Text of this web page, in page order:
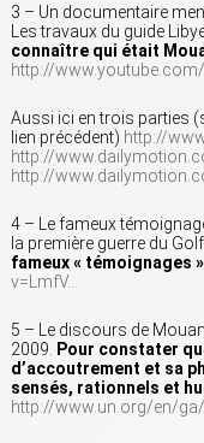
3 – Un documentaire
Les travaux du guide
connaître qui était
http://www.youtube.com/
Aussi ici en trois parties
lien précédent) http://
http://
http://
4 – Le fameux
la première guerre du
fameux « témoignages
v=LmfV…
5 – Le discours de
2009.
Pour constater
d’accoutrement et sa
sensés, rationnels et
http://www.un.org/en/ga/